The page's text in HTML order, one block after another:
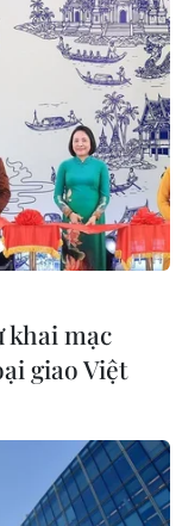
khai mạc
giao Việt